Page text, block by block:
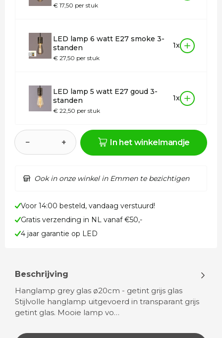
€ 17,50 per stuk
LED lamp 6 watt E27 smoke 3-
standen
€ 27,50 per stuk
1x
LED lamp 5 watt E27 goud 3-
standen
€ 22,50 per stuk
1x
− + In het winkelmandje
Ook in onze winkel in Emmen te bezichtigen
Voor 14:00 besteld, vandaag verstuurd!
Gratis verzending in NL vanaf €50,-
4 jaar garantie op LED
Beschrijving
Hanglamp grey glas ø20cm - getint grijs glas
Stijlvolle hanglamp uitgevoerd in transparant grijs
getint glas. Mooie lamp vo…